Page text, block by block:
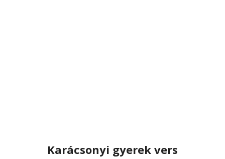
Karácsonyi gyerek vers